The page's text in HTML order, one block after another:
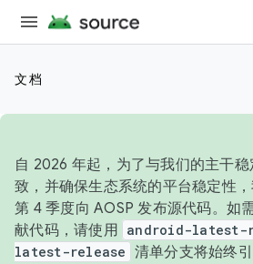
文档
自 2026 年起，为了与我们的主干
致，并确保生态系统的平台稳定性
第 4 季度向 AOSP 发布源代码。如
献代码，请使用 android-latest-
latest-release 清单分支将始终